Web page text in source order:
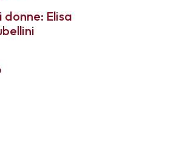
donne: Elisa